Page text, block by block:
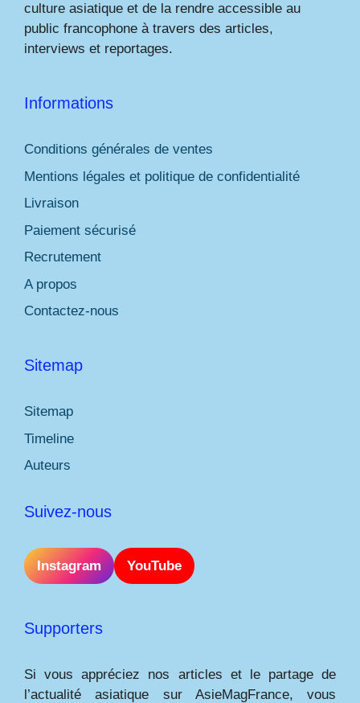
culture asiatique et de la rendre accessible au
public francophone à travers des articles,
interviews et reportages.
Informations
Conditions générales de ventes
Mentions légales et politique de confidentialité
Livraison
Paiement sécurisé
Recrutement
A propos
Contactez-nous
Sitemap
Sitemap
Timeline
Auteurs
Suivez-nous
Instagram YouTube
Supporters
Si vous appréciez nos articles et le partage de
l’actualité asiatique sur AsieMagFrance, vous